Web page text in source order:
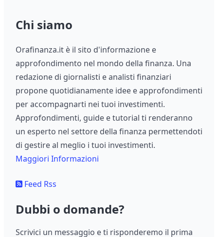
Chi siamo
Orafinanza.it è il sito d'informazione e
approfondimento nel mondo della finanza. Una
redazione di giornalisti e analisti finanziari
propone quotidianamente idee e approfondimenti
per accompagnarti nei tuoi investimenti.
Approfondimenti, guide e tutorial ti renderanno
un esperto nel settore della finanza permettendoti
di gestire al meglio i tuoi investimenti.
Maggiori Informazioni
Feed Rss
Dubbi o domande?
Scrivici un messaggio e ti risponderemo il prima